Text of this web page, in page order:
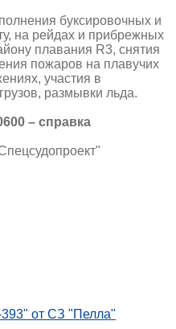
буксировочных и
на рейдах и прибрежных
плавания R3, снятия
пожаров на плавучих
участия в
размывки льда.
– справка
393" от СЗ "Пелла"